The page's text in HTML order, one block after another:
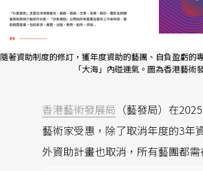
隨著資助制度的修訂，獲年度資助的藝團、自負盈虧
「大海」內碰運氣。圖為香港藝術
香港藝術發展局 （藝發局）在
藝術家受惠，除了取消年度的3年
外資助計畫也取消，所有藝團都